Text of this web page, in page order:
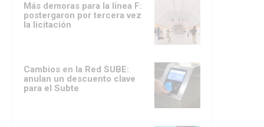
Más demoras para la línea F:
postergaron por tercera vez
la licitación
Cambios en la Red SUBE:
anulan un descuento clave
para el Subte